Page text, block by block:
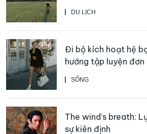
DU LỊCH
SỐNG
Đi bộ kích hoạt hệ
hướng tập luyện
thể bắt đầu
The wind’s breath:
sự kiên định